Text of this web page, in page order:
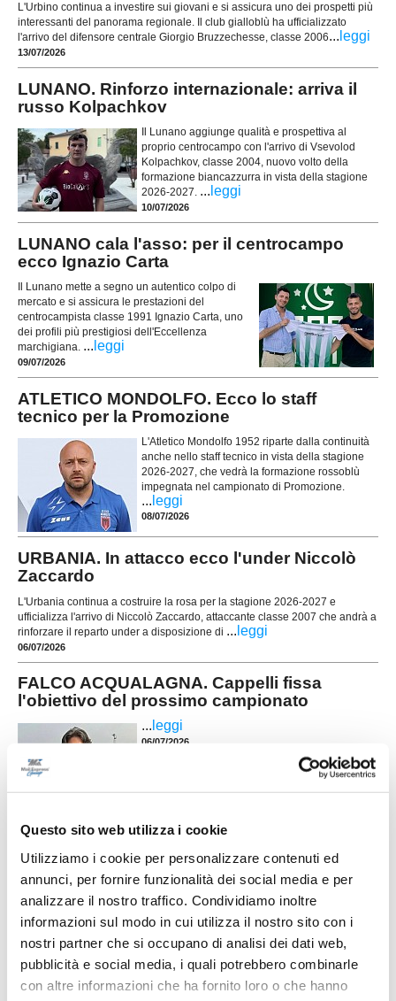
Questo sito web utilizza i cookie
Utilizziamo i cookie per personalizzare contenuti ed
annunci, per fornire funzionalità dei social media e per
analizzare il nostro traffico. Condividiamo inoltre
informazioni sul modo in cui utilizza il nostro sito con i
nostri partner che si occupano di analisi dei dati web,
pubblicità e social media, i quali potrebbero combinarle
con altre informazioni che ha fornito loro o che hanno
L'Urbino continua a investire sui giovani e si assicura uno dei prospetti più
interessanti del panorama regionale. Il club gialloblù ha ufficializzato
l'arrivo del difensore centrale Giorgio Bruzzechesse, classe 2006... leggi
13/07/2026
LUNANO. Rinforzo internazionale: arriva il
russo Kolpachkov
Il Lunano aggiunge qualità e prospettiva al
proprio centrocampo con l'arrivo di Vsevolod
Kolpachkov, classe 2004, nuovo volto della
formazione biancazzurra in vista della stagione
2026-2027. ... leggi
10/07/2026
LUNANO cala l'asso: per il centrocampo
ecco Ignazio Carta
Il Lunano mette a segno un autentico colpo di
mercato e si assicura le prestazioni del
centrocampista classe 1991 Ignazio Carta, uno
dei profili più prestigiosi dell'Eccellenza
marchigiana. ... leggi
09/07/2026
ATLETICO MONDOLFO. Ecco lo staff
tecnico per la Promozione
L'Atletico Mondolfo 1952 riparte dalla continuità
anche nello staff tecnico in vista della stagione
2026-2027, che vedrà la formazione rossoblù
impegnata nel campionato di Promozione.
... leggi
08/07/2026
URBANIA. In attacco ecco l'under Niccolò
Zaccardo
L'Urbania continua a costruire la rosa per la stagione 2026-2027 e
ufficializza l'arrivo di Niccolò Zaccardo, attaccante classe 2007 che andrà a
rinforzare il reparto under a disposizione di ... leggi
06/07/2026
FALCO ACQUALAGNA. Cappelli fissa
l'obiettivo del prossimo campionato
... leggi
06/07/2026
fascia arriva il giovane Valmori
Il K-Sport Montecchio Gallo investe sugli under e
ufficializza l'arrivo di Matteo Valmori, laterale
mancino classe 2006 che andrà a rinforzare la
nel settore giova...leggi
29/06/2026